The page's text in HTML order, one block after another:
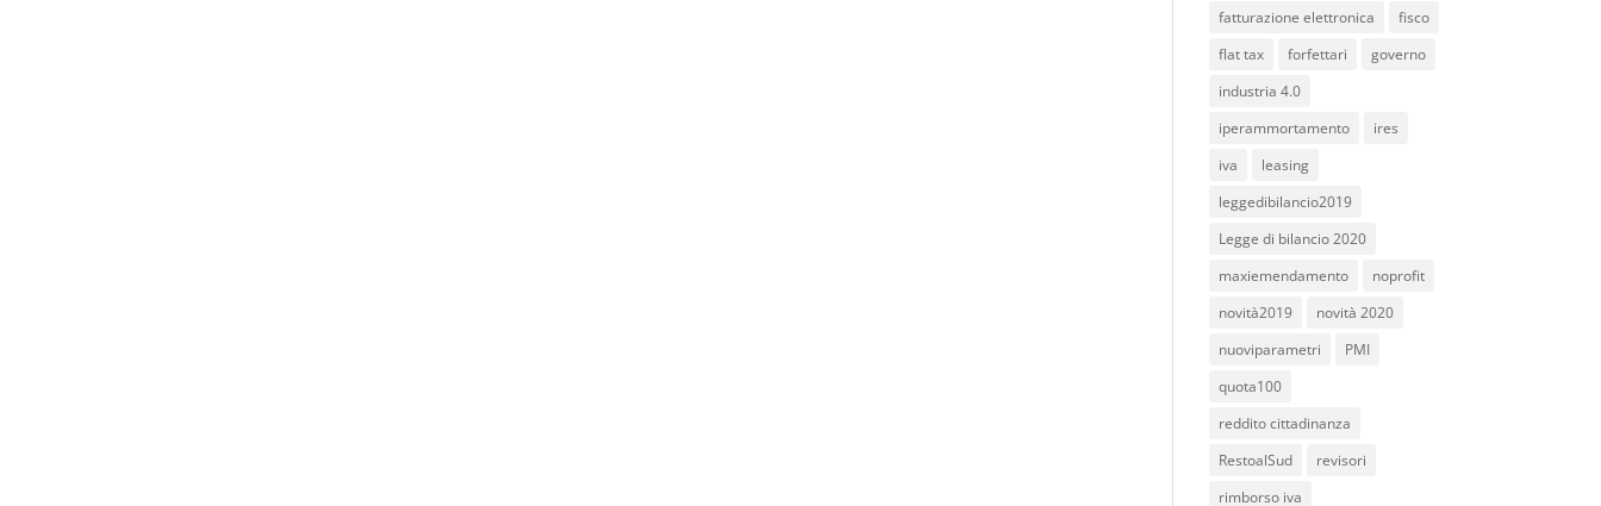
fatturazione elettronica
fisco
flat tax
forfettari
governo
industria 4.0
iperammortamento
ires
iva
leasing
leggedibilancio2019
Legge di bilancio 2020
maxiemendamento
noprofit
novità2019
novità 2020
nuoviparametri
PMI
quota100
reddito cittadinanza
RestoalSud
revisori
rimborso iva